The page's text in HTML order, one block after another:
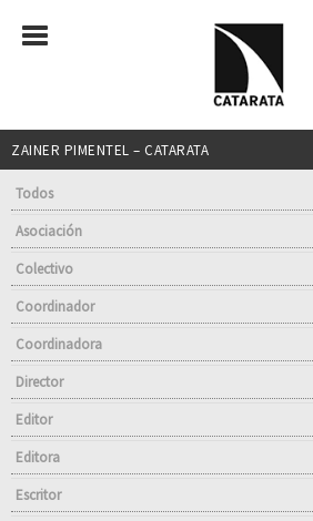
ZAINER PIMENTEL – CATARATA
Todos
Asociación
Colectivo
Coordinador
Coordinadora
Director
Editor
Editora
Escritor